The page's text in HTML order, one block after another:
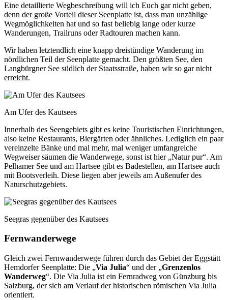
Eine detaillierte Wegbeschreibung will ich Euch gar nicht geben,
denn der große Vorteil dieser Seenplatte ist, dass man unzählige
Wegmöglichkeiten hat und so fast beliebig lange oder kurze
Wanderungen, Trailruns oder Radtouren machen kann.
Wir haben letztendlich eine knapp dreistündige Wanderung im
nördlichen Teil der Seenplatte gemacht. Den größten See, den
Langbürgner See südlich der Staatsstraße, haben wir so gar nicht
erreicht.
Am Ufer des Kautsees
Innerhalb des Seengebiets gibt es keine Touristischen Einrichtungen,
also keine Restaurants, Biergärten oder ähnliches. Lediglich ein paar
vereinzelte Bänke und mal mehr, mal weniger umfangreiche
Wegweiser säumen die Wanderwege, sonst ist hier „Natur pur“. Am
Pelhamer See und am Hartsee gibt es Badestellen, am Hartsee auch
mit Bootsverleih. Diese liegen aber jeweils am Außenufer des
Naturschutzgebiets.
Seegras gegenüber des Kautsees
Fernwanderwege
Gleich zwei Fernwanderwege führen durch das Gebiet der Eggstätt
Hemdorfer Seenplatte: Die „Via Julia“ und der „Grenzenlos
Wanderweg“. Die Via Julia ist ein Fernradweg von Günzburg bis
Salzburg, der sich am Verlauf der historischen römischen Via Julia
orientiert.